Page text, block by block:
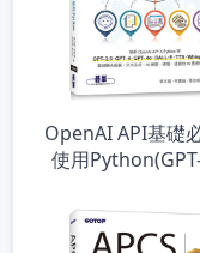
OpenAI API基礎
使用
DALL·E、TTS、
模型)